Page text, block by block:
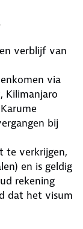
verblijf van
via
Kilimanjaro
bij
te verkrijgen,
en is geldig
rekening
dat het visum